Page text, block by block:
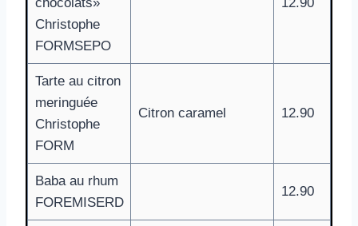
Christophe
FORMSEPO
Tarte au citron
meringuée
Christophe
FORM
Citron caramel 12.90
Baba au rhum
FOREMISERD
12.90